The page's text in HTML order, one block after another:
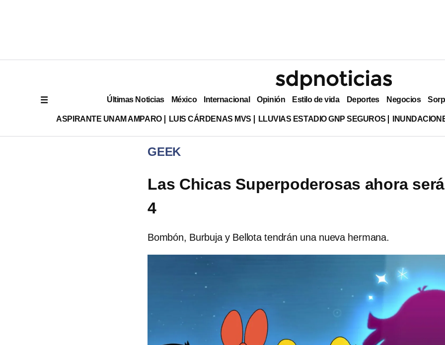
Últimas Noticias México Internacional Opinión Estilo de vida Deportes Negocios
ASPIRANTE UNAM AMPARO LUIS CÁRDENAS MVS LLUVIAS ESTADIO GNP SEGUROS
GEEK
Las Chicas Superpoderosas ahora
4
Bombón, Burbuja y Bellota tendrán una nueva hermana.